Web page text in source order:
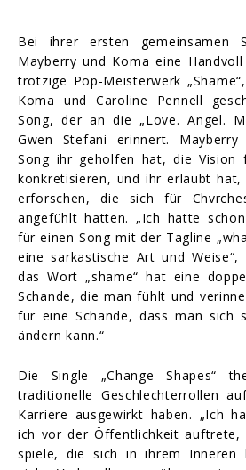
Bei ihrer ersten gemeinsamen
Mayberry und Koma eine
trotzige Pop-Meisterwerk
Koma und Caroline Pennell
Song, der an die „Love. Angel.
Gwen Stefani erinnert.
Song ihr geholfen hat, die Vision
konkretisieren, und ihr erlaubt hat,
erforschen, die sich für
angefühlt hatten. „Ich hatte
für einen Song mit der Tagline
eine sarkastische Art und Weise“,
das Wort „shame“ hat eine
Schande, die man fühlt und
für eine Schande, dass man sich
ändern kann.“
Die Single „Change Shapes“
traditionelle Geschlechterrollen
Karriere ausgewirkt haben. „Ich
ich vor der Öffentlichkeit auftrete,
spiele, die sich in ihrem Inneren